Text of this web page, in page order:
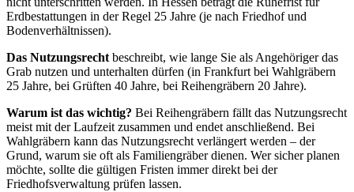
Erdbestattungen in der Regel 25 Jahre (je nach Friedhof und
Bodenverhältnissen).
Das Nutzungsrecht beschreibt, wie lange Sie als Angehöriger das
Grab nutzen und unterhalten dürfen (in Frankfurt bei Wahlgräbern
25 Jahre, bei Grüften 40 Jahre, bei Reihengräbern 20 Jahre).
Warum ist das wichtig? Bei Reihengräbern fällt das Nutzungsrecht
meist mit der Laufzeit zusammen und endet anschließend. Bei
Wahlgräbern kann das Nutzungsrecht verlängert werden – der
Grund, warum sie oft als Familiengräber dienen. Wer sicher planen
möchte, sollte die gültigen Fristen immer direkt bei der
Friedhofsverwaltung prüfen lassen.